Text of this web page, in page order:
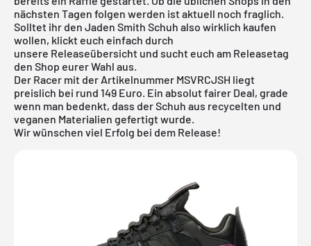
nächsten Tagen folgen werden ist aktuell noch fraglich.
Solltet ihr den Jaden Smith Schuh also wirklich kaufen
wollen, klickt euch einfach durch
unsere Releaseübersicht und sucht euch am Releasetag
den Shop eurer Wahl aus.
Der Racer mit der Artikelnummer MSVRCJSH liegt
preislich bei rund 149 Euro. Ein absolut fairer Deal, grade
wenn man bedenkt, dass der Schuh aus recycelten und
veganen Materialien gefertigt wurde.
Wir wünschen viel Erfolg bei dem Release!